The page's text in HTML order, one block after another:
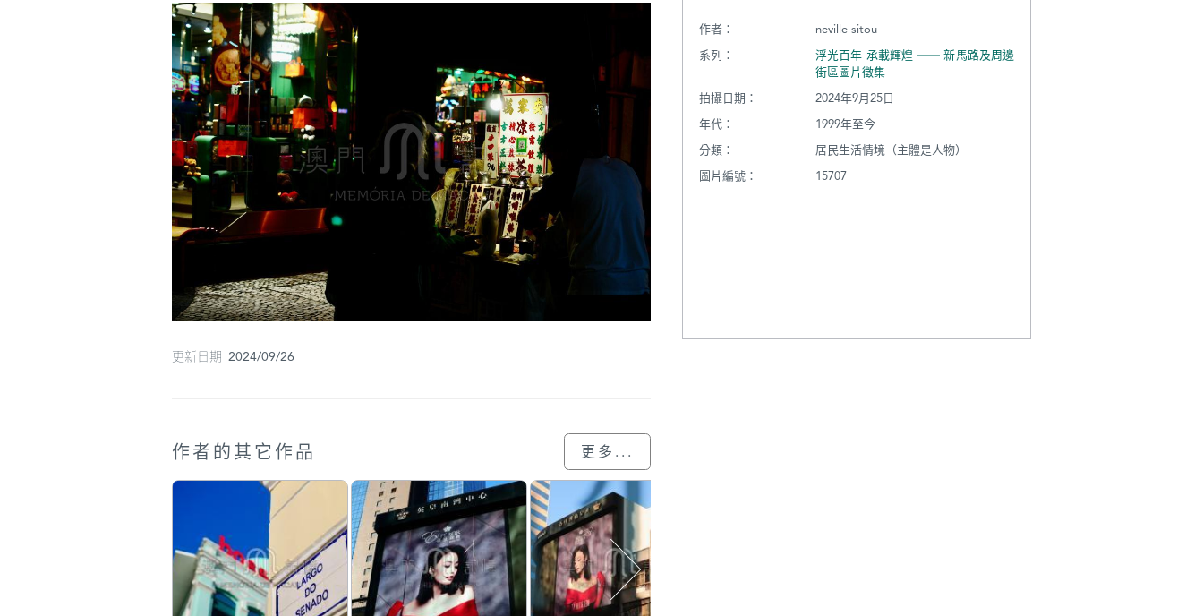
更新日期 2024/09/26
作者的其它作品 更多...
作者：
neville sitou
系列：
浮光百年 承載輝煌 ── 新馬路及周邊
街區圖片徵集
拍攝日期：
2024年9月25日
年代：
1999年至今
分類：
居民生活情境（主體是人物）
圖片編號：
15707